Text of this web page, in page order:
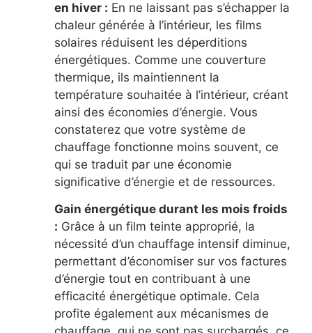
en hiver : En ne laissant pas s’échapper la
chaleur générée à l’intérieur, les films
solaires réduisent les déperditions
énergétiques. Comme une couverture
thermique, ils maintiennent la
température souhaitée à l’intérieur, créant
ainsi des économies d’énergie. Vous
constaterez que votre système de
chauffage fonctionne moins souvent, ce
qui se traduit par une économie
significative d’énergie et de ressources.
Gain énergétique durant les mois froids
: Grâce à un film teinte approprié, la
nécessité d’un chauffage intensif diminue,
permettant d’économiser sur vos factures
d’énergie tout en contribuant à une
efficacité énergétique optimale. Cela
profite également aux mécanismes de